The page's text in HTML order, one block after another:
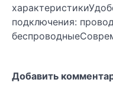
подключения:
Добавить